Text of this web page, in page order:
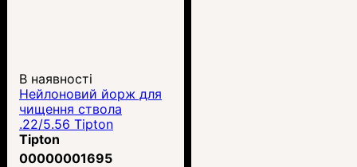
В наявності
Нейлоновий йорж для
чищення ствола
.22/5.56 Tipton
Tipton
00000001695